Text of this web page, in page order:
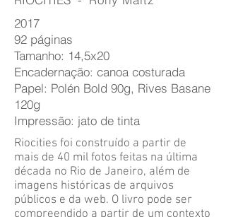
2017
92 páginas
Tamanho: 14,5x20
Encadernação: canoa costurada
Papel: Polén Bold 90g, Rives Basane
120g
Impressão: jato de tinta
Riocities foi construído a partir de
mais de 40 mil fotos feitas na última
década no Rio de Janeiro, além de
imagens históricas de arquivos
públicos e da web. O livro pode ser
compreendido a partir de um contexto